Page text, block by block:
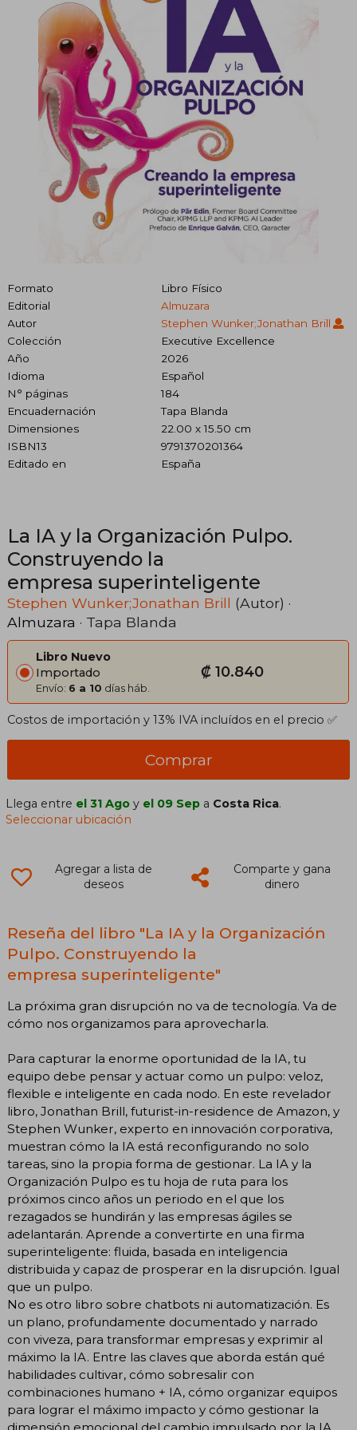
Formato
Libro Físico
Editorial
Almuzara
Autor
Stephen Wunker;Jonathan Brill
Colección
Executive Excellence
Año
2026
Idioma
Español
N° páginas
184
Encuadernación
Tapa Blanda
Dimensiones
22.00 x 15.50 cm
ISBN13
9791370201364
Editado en
España
La IA y la Organización Pulpo.
Construyendo la
empresa superinteligente
Stephen Wunker;Jonathan Brill (Autor) ·
Almuzara · Tapa Blanda
Libro Nuevo
Importado
Envío: 6 a 10 días háb.
₡ 10.840
Costos de importación y 13% IVA incluídos en el precio ✅
Comprar
Llega entre el 31 Ago y el 09 Sep a Costa Rica.
Seleccionar ubicación
Agregar a lista de
deseos
Comparte y gana
dinero
Reseña del libro "La IA y la Organización
Pulpo. Construyendo la
empresa superinteligente"
La próxima gran disrupción no va de tecnología. Va de
cómo nos organizamos para aprovecharla.
Para capturar la enorme oportunidad de la IA, tu
equipo debe pensar y actuar como un pulpo: veloz,
flexible e inteligente en cada nodo. En este revelador
libro, Jonathan Brill, futurist-in-residence de Amazon, y
Stephen Wunker, experto en innovación corporativa,
muestran cómo la IA está reconfigurando no solo
tareas, sino la propia forma de gestionar. La IA y la
Organización Pulpo es tu hoja de ruta para los
próximos cinco años un periodo en el que los
rezagados se hundirán y las empresas ágiles se
adelantarán. Aprende a convertirte en una firma
superinteligente: fluida, basada en inteligencia
distribuida y capaz de prosperar en la disrupción. Igual
que un pulpo.
No es otro libro sobre chatbots ni automatización. Es
un plano, profundamente documentado y narrado
con viveza, para transformar empresas y exprimir al
máximo la IA. Entre las claves que aborda están qué
habilidades cultivar, cómo sobresalir con
combinaciones humano + IA, cómo organizar equipos
para lograr el máximo impacto y cómo gestionar la